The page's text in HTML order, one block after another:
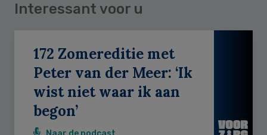
Interessant voor u
172 Zomereditie met
Peter van der Meer: ‘Ik
wist niet waar ik aan
begon’